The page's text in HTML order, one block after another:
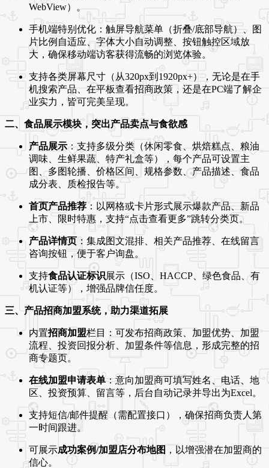
WebView）。
手机端特别优化：触屏导航菜单（折叠/底部导航）、图
片比例自适应、字体大小自动调整、按钮触控区域放
大，确保移动端访客获得流畅的浏览体验。
支持各类屏幕尺寸（从320px到1920px+），无论是在手
机搜索产品、在平板查看招商政策，还是在PC端了解企
业实力，皆可完美呈现。
二、食品展示模块，突出产品卖点与食欲感
产品展示 ：支持多级分类（休闲零食、烘焙糕点、粮油
调味、生鲜果蔬、特产礼盒等），每个产品可设置主
图、多图轮播、价格区间、规格参数、产品描述、食品
成分表、质检报告等。
首页产品推荐：以网格或卡片形式展示爆款产品、新品
上市、限时特惠，支持“点击查看更多”跳转分类页。
产品详情页：集成图文混排、相关产品推荐、在线留言
咨询按钮，便于客户询盘。
支持食品认证标识展示（ISO、HACCP、绿色食品、有
机认证等），增强品牌信任度。
三、产品招商加盟系统，助力渠道拓展
内置招商加盟栏目：可发布招商政策、加盟优势、加盟
流程、投资回报分析、加盟条件等信息，形成完整的招
商专题页。
在线加盟申请表单：意向加盟商可填写姓名、电话、地
区、投资预算、留言等，后台自动记录并导出为Excel。
支持短信/邮件提醒（需配置接口），确保招商负责人第
一时间跟进。
可展示成功案例/加盟店分布地图 ，以增强潜在加盟商的
信心。